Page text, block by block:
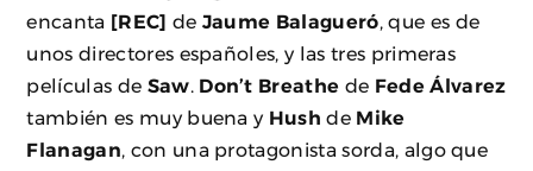
encanta [REC] de Jaume Balagueró , que es de
unos directores españoles, y las tres primeras
películas de Saw Don’t Breathe de Fede Álvarez
también es muy buena y Hush de Mike
Flanagan , con una protagonista sorda, algo que